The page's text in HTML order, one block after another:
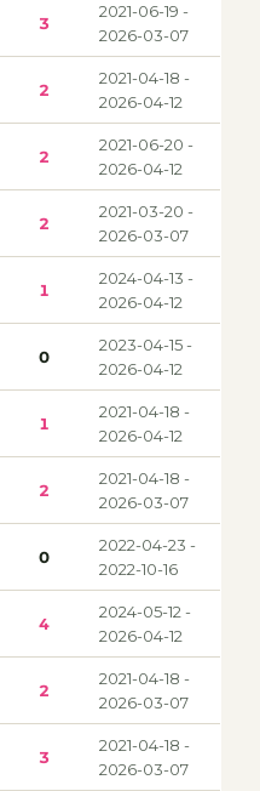
3
2021-06-19 -
2026-03-07
2
2021-04-18 -
2026-04-12
2
2021-06-20 -
2026-04-12
2
2021-03-20 -
2026-03-07
1
2024-04-13 -
2026-04-12
0
2023-04-15 -
2026-04-12
1
2021-04-18 -
2026-04-12
2
2021-04-18 -
2026-03-07
0
2022-04-23 -
2022-10-16
4
2024-05-12 -
2026-04-12
2
2021-04-18 -
2026-03-07
3
2021-04-18 -
2026-03-07